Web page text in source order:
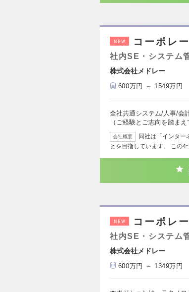
NEW コーポレ
社内SE・システム
株式会社メドレー
600万円 ～ 1549万円
全社共通システム/人事/会
（ご経験とご志向を踏ま
会社概要
同社は「インター
とを目指しています。 この4
NEW コーポレ
社内SE・システム
株式会社メドレー
600万円 ～ 1349万円